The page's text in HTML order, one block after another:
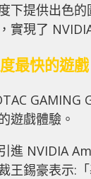
下提供出色
實現了
最快的遊
GAMING
遊戲體驗。
引進 NVIDIA
王錫豪表示: